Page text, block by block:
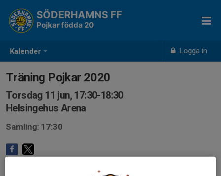
Kalender Logga in
SÖDERHAMNS FF
Pojkar födda 20
Träning Pojkar 2020
Torsdag 11 jun, 17:30-18:30
Helsingehus Arena
Samling: 17:30